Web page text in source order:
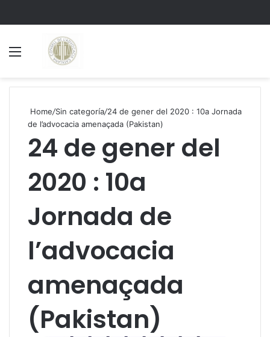
Home/Sin categoría/24 de gener del 2020 : 10a Jornada
de l’advocacia amenaçada (Pakistan)
24 de gener del
2020 : 10a
Jornada de
l’advocacia
amenaçada
(Pakistan)